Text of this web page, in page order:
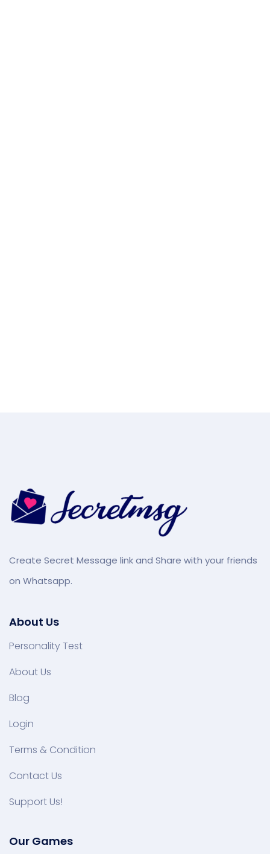
Create Secret Message link and Share with your friends
on Whatsapp.
About Us
Personality Test
About Us
Blog
Login
Terms & Condition
Contact Us
Support Us!
Our Games